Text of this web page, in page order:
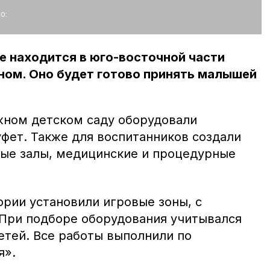
в юго-восточной части
Оно будет готово принять малышей
детском саду оборудовали
Также для воспитанников создали
залы, медицинские и процедурные
установили игровые зоны, с
подборе оборудования учитывался
Все работы выполнили по